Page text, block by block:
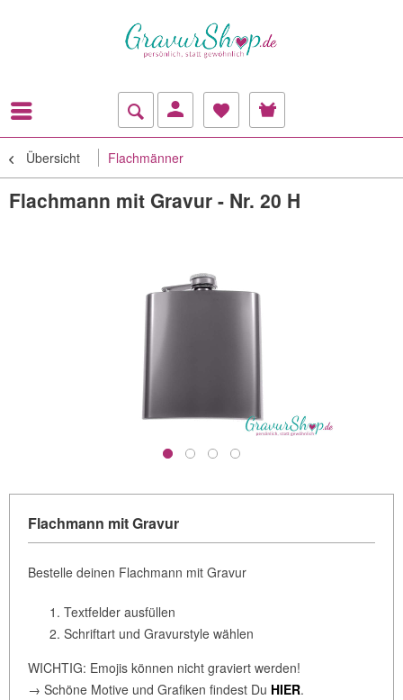
Übersicht Flachmänner
Flachmann mit Gravur - Nr. 20 H
Flachmann mit Gravur
Bestelle deinen Flachmann mit Gravur
Textfelder ausfüllen
Schriftart und Gravurstyle wählen
WICHTIG: Emojis können nicht graviert werden!
→ Schöne Motive und Grafiken findest Du HIER.